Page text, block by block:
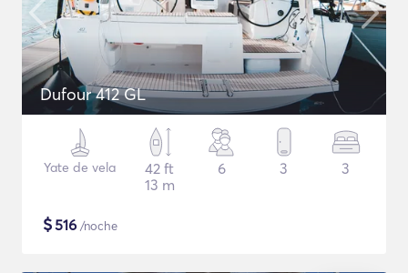
Dufour 412 GL
Yate de vela
42 ft
13 m
6 3 3
$516 /noche